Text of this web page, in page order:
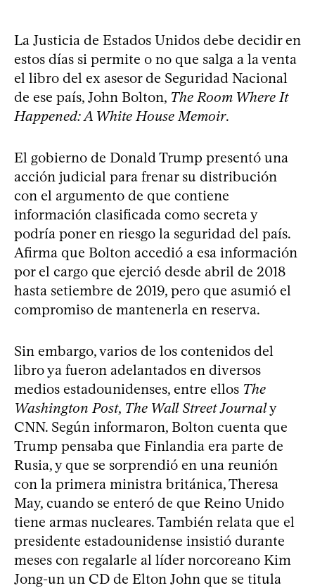
La Justicia de Estados Unidos debe decidir en
estos días si permite o no que salga a la venta
el libro del ex asesor de Seguridad Nacional
de ese país, John Bolton, The Room Where It
Happened: A White House Memoir.
El gobierno de Donald Trump presentó una
acción judicial para frenar su distribución
con el argumento de que contiene
información clasificada como secreta y
podría poner en riesgo la seguridad del país.
Afirma que Bolton accedió a esa información
por el cargo que ejerció desde abril de 2018
hasta setiembre de 2019, pero que asumió el
compromiso de mantenerla en reserva.
Sin embargo, varios de los contenidos del
libro ya fueron adelantados en diversos
medios estadounidenses, entre ellos The
Washington Post, The Wall Street Journaly
CNN. Según informaron, Bolton cuenta que
Trump pensaba que Finlandia era parte de
Rusia, y que se sorprendió en una reunión
con la primera ministra británica, Theresa
May, cuando se enteró de que Reino Unido
tiene armas nucleares. También relata que el
presidente estadounidense insistió durante
meses con regalarle al líder norcoreano Kim
Jong-un un CD de Elton John que se titula